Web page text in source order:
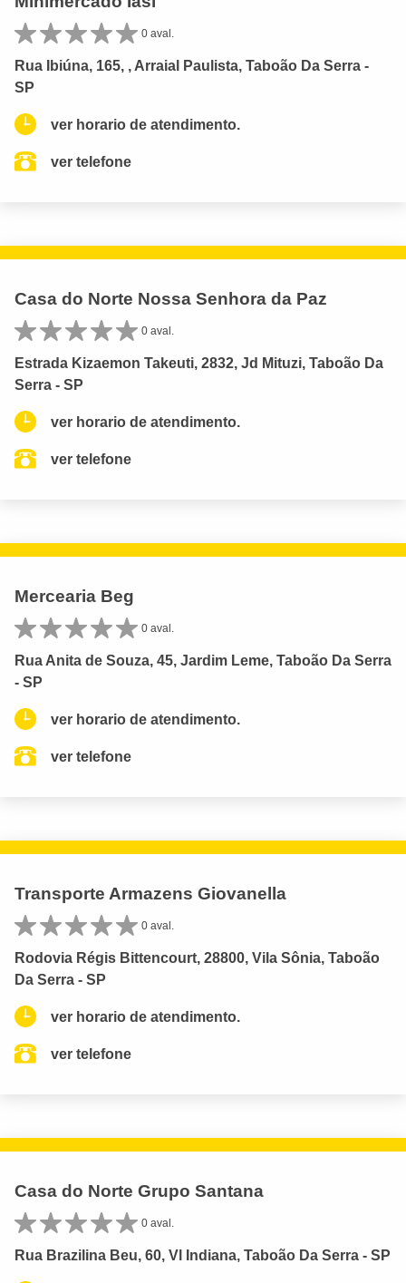
0 aval.
Rua Ibiúna, 165, , Arraial Paulista, Taboão Da Serra -
SP
ver horario de atendimento.
ver telefone
Casa do Norte Nossa Senhora da Paz
0 aval.
Estrada Kizaemon Takeuti, 2832, Jd Mituzi, Taboão Da
Serra - SP
ver horario de atendimento.
ver telefone
Mercearia Beg
0 aval.
Rua Anita de Souza, 45, Jardim Leme, Taboão Da Serra
- SP
ver horario de atendimento.
ver telefone
Transporte Armazens Giovanella
0 aval.
Rodovia Régis Bittencourt, 28800, Vila Sônia, Taboão
Da Serra - SP
ver horario de atendimento.
ver telefone
Casa do Norte Grupo Santana
0 aval.
Rua Brazilina Beu, 60, Vl Indiana, Taboão Da Serra - SP